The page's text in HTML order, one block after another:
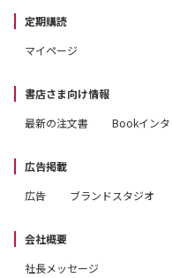
定期購読
マイページ
書店さま向け情報
最新の注文書
Bookイン
広告掲載
広告
ブランドスタジオ
会社概要
社長メッセージ